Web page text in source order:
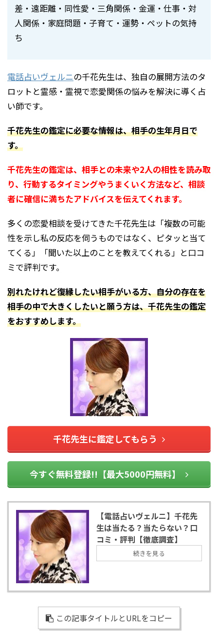
差・遠距離・同性愛・三角関係・金運・仕事・対
人関係・家庭問題・子育て・運勢・ペットの気持
ち
電話占いヴェルニの千花先生は、独自の展開方法のタ
ロットと霊感・霊視で恋愛関係の悩みを解決に導く占
い師です。
千花先生の鑑定に必要な情報は、相手の生年月日で
す。
千花先生の鑑定は、相手との未来や2人の相性を読み取
り、行動するタイミングやうまくいく方法など、相談
者に確信に満ちたアドバイスを伝えてくれます。
多くの恋愛相談を受けてきた千花先生は「複数の可能
性を示し私の反応を伺うものではなく、ピタッと当て
てくる」「聞いた以上のことを教えてくれる」と口コ
ミで評判です。
別れたけれど復縁したい相手がいる方、自分の存在を
相手の中で大きくしたいと願う方は、千花先生の鑑定
をおすすめします。
千花先生に鑑定してもらう
今すぐ無料登録!!【最大5000円無料】
【電話占いヴェルニ】千花先
生は当たる？当たらない？口
コミ・評判【徹底調査】
続きを見る
この記事タイトルとURLをコピー